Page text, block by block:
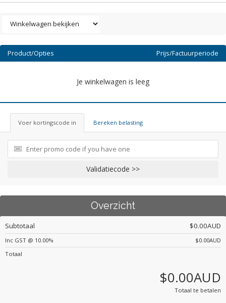
Product/Opties Prijs/Factuurperiode
Je winkelwagen is leeg
Voer kortingscode in Bereken belasting
Validatiecode >>
Overzicht
Subtotaal $0.00AUD
Inc GST @ 10.00%
$0.00AUD
Totaal
$0.00AUD
Totaal te betalen